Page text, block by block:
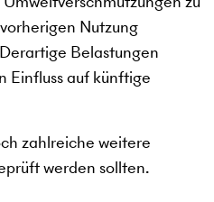
Nutzung
Belastungen
Einfluss auf künftige
zahlreiche weitere
werden sollten.